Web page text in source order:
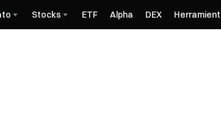
Stocks ETF Alpha DEX